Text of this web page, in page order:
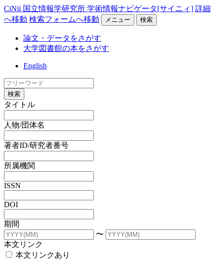
CiNii 国立情報学研究所 学術情報ナビゲータ[サイニィ] 詳細
へ移動 検索フォームへ移動 メニュー 検索
論文・データをさがす
大学図書館の本をさがす
English
検索
タイトル
人物/団体名
著者ID/研究者番号
所属機関
ISSN
DOI
期間
〜
本文リンク
本文リンクあり